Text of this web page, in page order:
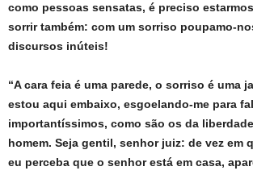
como pessoas sensatas, é preciso
sorrir também: com um sorriso poupamo-
discursos inúteis!
“A cara feia é uma parede, o sorriso é uma
estou aqui embaixo, esgoelando-me para
importantíssimos, como são os da
homem. Seja gentil, senhor juiz: de vez em
eu perceba que o senhor está em casa,